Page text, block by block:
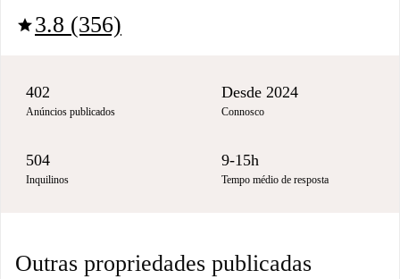
star3.8 (356)
402
Anúncios publicados
Desde 2024
Connosco
504
Inquilinos
9-15h
Tempo médio de resposta
Outras propriedades publicadas